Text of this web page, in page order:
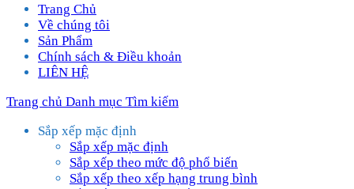
Trang Chủ
Về chúng tôi
Sản Phẩm
Chính sách & Điều khoản
LIÊN HỆ
Trang chủ Danh mục Tìm kiếm
Sắp xếp mặc định
Sắp xếp mặc định
Sắp xếp theo mức độ phổ biến
Sắp xếp theo xếp hạng trung bình